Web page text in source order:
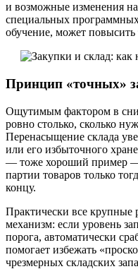
и возможные изменения
специальных
обучение, может повысить
Принцип «точных»
Ощутимым фактором в
ровно столько, сколько
Перенасыщение склада
или его избыточного
— тоже хороший пример —
партии товаров только
концу.
Практически все крупные
механизм: если уровень
порога, автоматически
помогает избежать
чрезмерных складских